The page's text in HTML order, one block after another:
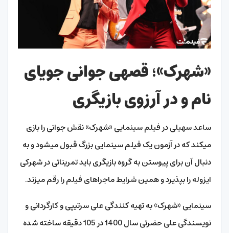
«شهرک»؛ قصه­ی جوانی جویای
نام و در آرزوی بازیگری
ساعد سهیلی در فیلم سینمایی «شهرک» نقش جوانی را بازی
می­کند که در آزمون یک فیلم سینمایی بزرگ قبول می­شود و به
دنبال آن برای پیوستن به گروه بازیگری باید تمریناتی در شهرکی
ایزوله را بپذیرد و همین شرایط ماجراهای فیلم را رقم می­زند.
سینمایی «شهرک» به تهیه کنندگی علی سرتیپی و کارگردانی و
نویسندگی علی حضرتی سال 1400 در 105 دقیقه ساخته شده